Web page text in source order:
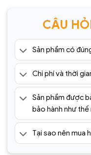
Chịu trách nhiệm
Công ty Cổ Phần
Sencom Việt Nam
Website:https://
Địa chỉ showroom:
Trung, Hà Đông,
Hotline:
*ƯU ĐÃI: Miễn phí
CÂU
Sản phẩm có
Chi phí và thời
Sản phẩm được
bảo hành như thế
Tại sao nên mua